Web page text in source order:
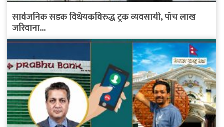
सार्वजनिक सडक विधेयकविरुद्ध ट्रक व्यवसायी, पाँच लाख
जरिवाना...